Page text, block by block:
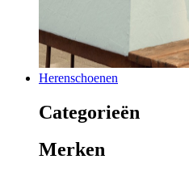
Herenschoenen
Categorieën
Merken